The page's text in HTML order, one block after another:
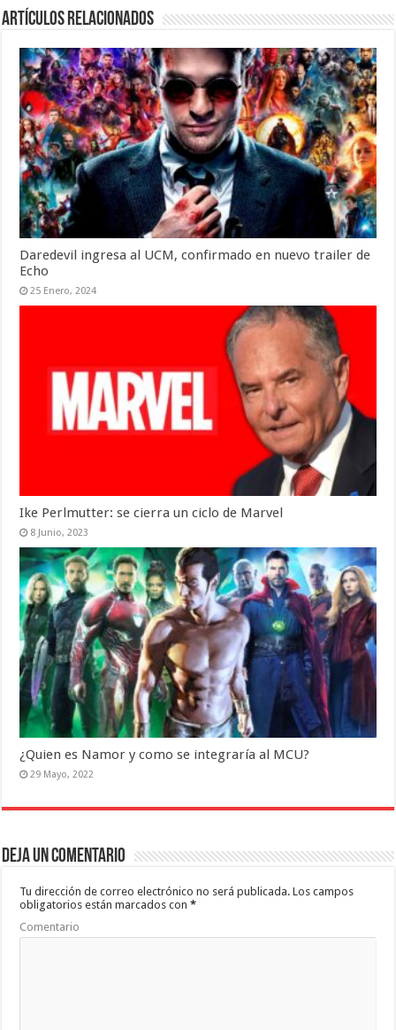
Artículos relacionados
Daredevil ingresa al UCM, confirmado en nuevo trailer de
Echo
25 Enero, 2024
Ike Perlmutter: se cierra un ciclo de Marvel
8 Junio, 2023
¿Quien es Namor y como se integraría al MCU?
29 Mayo, 2022
Deja un comentario
Tu dirección de correo electrónico no será publicada. Los campos
obligatorios están marcados con*
Comentario